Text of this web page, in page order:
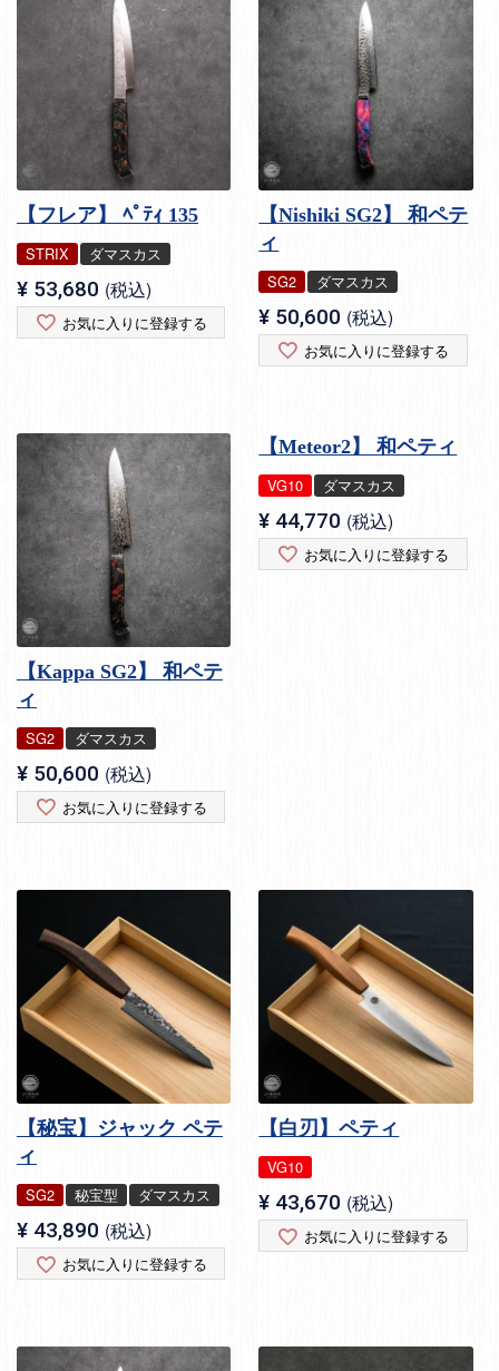
【フレア】 ﾍﾟﾃｨ 135
STRIX ダマスカス
¥ 53,680 税込
お気に入りに登録する
【Nishiki SG2】 和ペテ
ィ
SG2 ダマスカス
¥ 50,600 税込
お気に入りに登録する
【Kappa SG2】 和ペテ
ィ
SG2 ダマスカス
¥ 50,600 税込
お気に入りに登録する
【Meteor2】 和ペティ
VG10 ダマスカス
¥ 44,770 税込
お気に入りに登録する
【秘宝】ジャック ペテ
ィ
SG2 秘宝型 ダマスカス
¥ 43,890 税込
お気に入りに登録する
【白刃】ペティ
VG10
¥ 43,670 税込
お気に入りに登録する